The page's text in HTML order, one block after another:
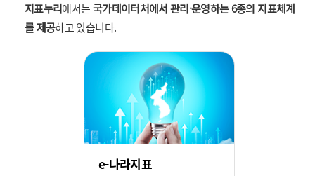
지표누리에서는국가데이터처에서 관리·운영하는 6종의 지표체계
를 제공하고 있습니다.
e-나라지표